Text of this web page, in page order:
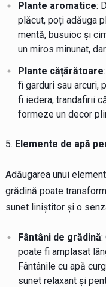
Plante aromatice:
plăcut, poți adăuga
mentă, busuioc și
un miros minunat,
Plante cățărătoare
fi garduri sau arcuri,
fi iedera, trandafirii
formeze un decor
Elemente de apă
Adăugarea unui
grădină poate
sunet liniștitor și o
Fântâni de grădină:
poate fi amplasat
Fântânile cu apă
sunet relaxant și